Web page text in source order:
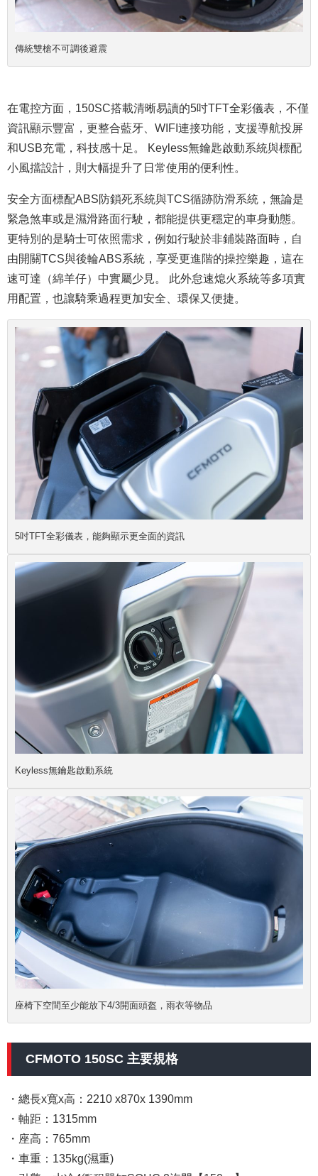
傳統雙槍不可調後避震
在電控方面，150SC搭載清晰易讀的5吋TFT全彩儀表，不僅
資訊顯示豐富，更整合藍牙、WIFI連接功能，支援導航投屏
和USB充電，科技感十足。 Keyless無鑰匙啟動系統與標配
小風擋設計，則大幅提升了日常使用的便利性。
安全方面標配ABS防鎖死系統與TCS循跡防滑系統，無論是
緊急煞車或是濕滑路面行駛，都能提供更穩定的車身動態。
更特別的是騎士可依照需求，例如行駛於非鋪裝路面時，自
由開關TCS與後輪ABS系統，享受更進階的操控樂趣，這在
速可達（綿羊仔）中實屬少見。 此外怠速熄火系統等多項實
用配置，也讓騎乘過程更加安全、環保又便捷。
5吋TFT全彩儀表，能夠顯示更全面的資訊
Keyless無鑰匙啟動系統
座椅下空間至少能放下4/3開面頭盔，雨衣等物品
CFMOTO 150SC 主要規格
・總長x寬x高：2210 x870x 1390mm
・軸距：1315mm
・座高：765mm
・車重：135kg(濕重)